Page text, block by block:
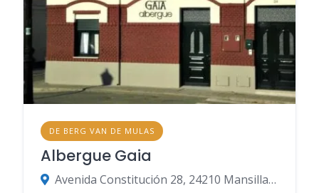
DE BERG VAN DE MULAS
Albergue Gaia
Avenida Constitución 28, 24210 Mansilla de las Mulas, León, Spanje